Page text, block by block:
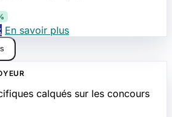
En savoir plus
calqués sur les concours